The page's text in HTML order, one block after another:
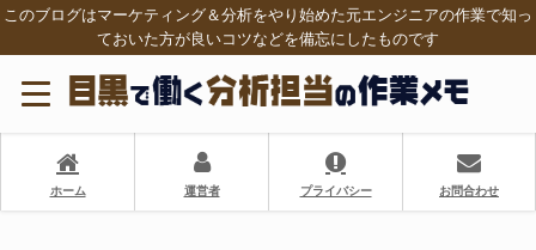
このブログはマーケティング＆分析をやり始めた元エンジニアの作業で知っ
ておいた方が良いコツなどを備忘にしたものです
ホーム 運営者 プライバシー お問合わせ